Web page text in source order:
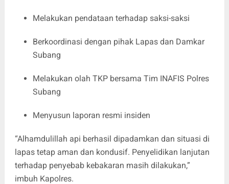
Melakukan pendataan terhadap saksi-saksi
Berkoordinasi dengan pihak Lapas dan Damkar
Subang
Melakukan olah TKP bersama Tim INAFIS Polres
Subang
Menyusun laporan resmi insiden
“Alhamdulillah api berhasil dipadamkan dan situasi di
lapas tetap aman dan kondusif. Penyelidikan lanjutan
terhadap penyebab kebakaran masih dilakukan,”
imbuh Kapolres.